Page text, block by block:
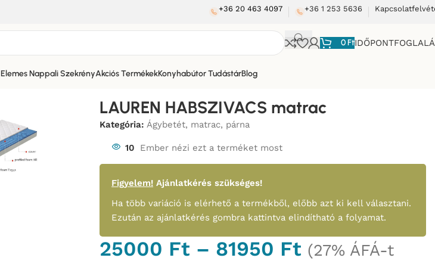
+36 20 463 4097 +36 1 253 5636
0Ft
Elemes Nappali SzekrényAkciós TermékekKonyhabútor TudástárBlog
LAUREN HABSZIVACS matrac
Kategória: Ágybetét, matrac, párna
10 Ember nézi ezt a terméket most
Figyelem! Ajánlatkérés szükséges!
Ha több variáció is elérhető a termékből, előbb azt ki kell választani.
Ezután az ajánlatkérés gombra kattintva elindítható a folyamat.
25000 Ft – 81950 Ft (27% ÁFÁ-t